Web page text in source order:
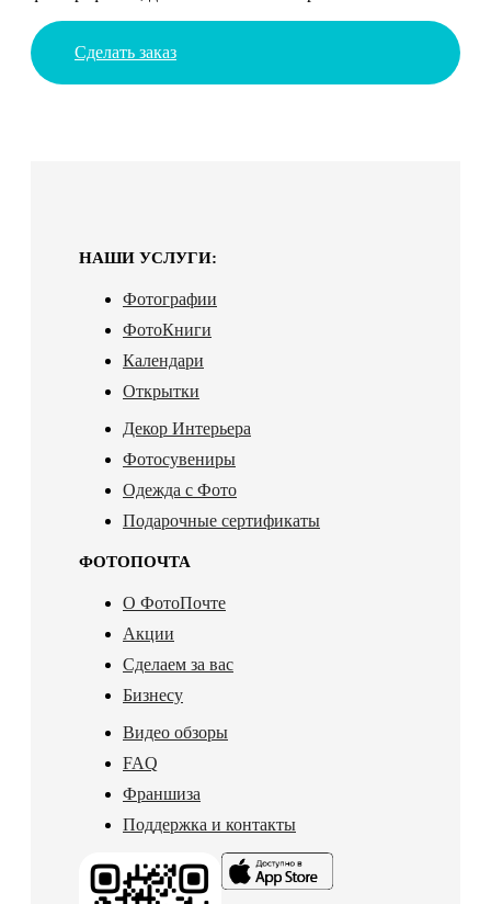
Сделать заказ
НАШИ УСЛУГИ:
Фотографии
ФотоКниги
Календари
Открытки
Декор Интерьера
Фотосувениры
Одежда с Фото
Подарочные сертификаты
ФОТОПОЧТА
О ФотоПочте
Акции
Сделаем за вас
Бизнесу
Видео обзоры
FAQ
Франшиза
Поддержка и контакты